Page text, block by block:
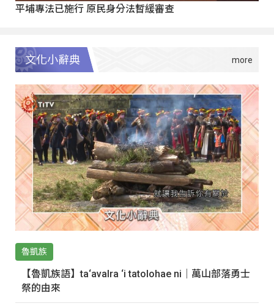
平埔專法已施行 原民身分法暫緩審查
文化小辭典
魯凱族
【魯凱族語】ta‘avalra ‘i tatolohae ni｜萬山部落勇士
祭的由來